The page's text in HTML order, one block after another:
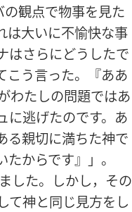
観点で物事を見た
は大いに不愉快な事
はさらにどうしたで
こう言った。『ああ
わたしの問題ではあ
に逃げたのです。あ
る親切に満ちた神で
からです』」。
した。しかし，その
て神と同じ見方をし